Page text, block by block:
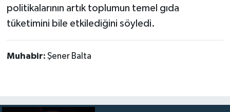
politikalarının artık toplumun temel gıda
tüketimini bile etkilediğini söyledi.
Muhabir: Şener Balta